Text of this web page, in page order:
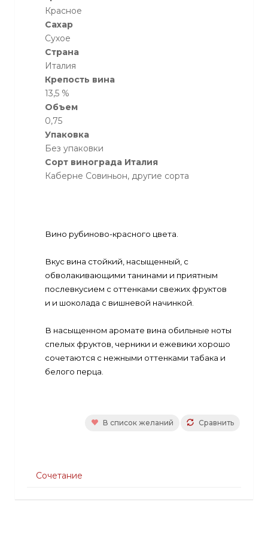
Красное
Сахар
Сухое
Страна
Италия
Крепость вина
13,5 %
Объем
0,75
Упаковка
Без упаковки
Сорт винограда Италия
Каберне Совиньон, другие сорта
Вино рубиново-красного цвета.
Вкус вина стойкий, насыщенный, с
обволакивающими танинами и приятным
послевкусием с оттенками свежих фруктов
и и шоколада с вишневой начинкой.
В насыщенном аромате вина обильные ноты
спелых фруктов, черники и ежевики хорошо
сочетаются с нежными оттенками табака и
белого перца.
Сравнить
В список желаний
Сочетание